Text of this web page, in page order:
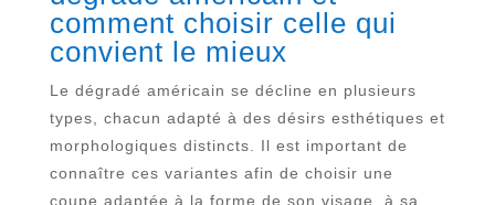
comment choisir celle qui
convient le mieux
Le dégradé américain se décline en plusieurs
types, chacun adapté à des désirs esthétiques et
morphologiques distincts. Il est important de
connaître ces variantes afin de choisir une
coupe adaptée à la forme de son visage, à sa